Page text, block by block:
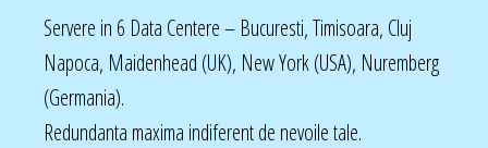
Servere in 6 Data Centere – Bucuresti, Timisoara, Cluj
Napoca, Maidenhead (UK), New York (USA), Nuremberg
(Germania).
Redundanta maxima indiferent de nevoile tale.